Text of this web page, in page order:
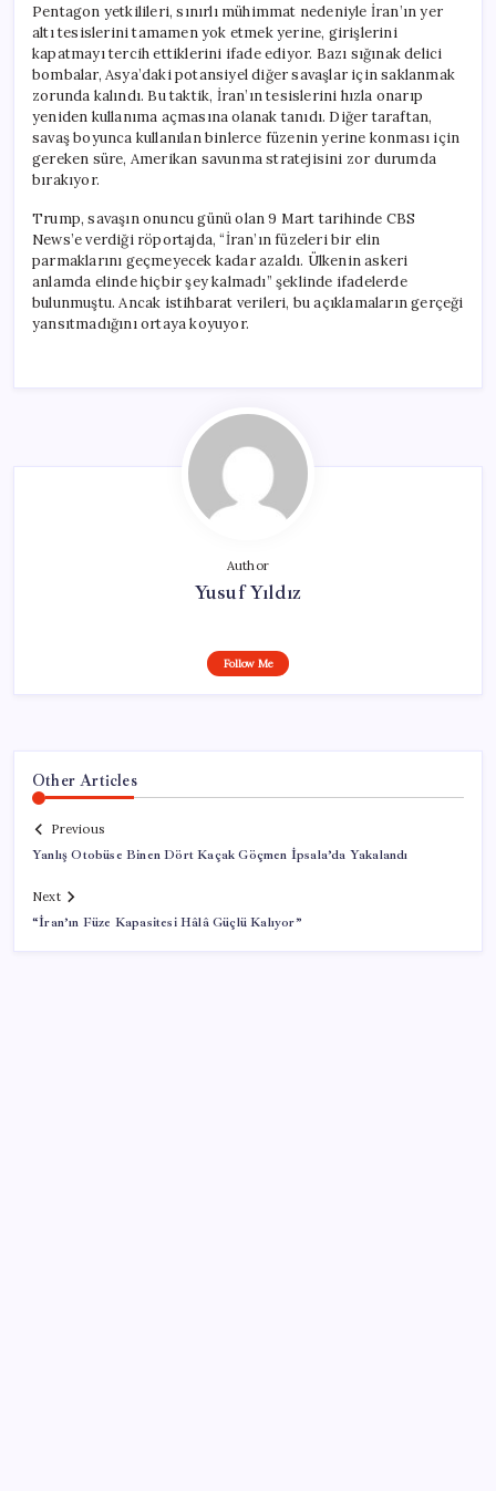
Pentagon yetkilileri, sınırlı mühimmat nedeniyle İran’ın yer
altı tesislerini tamamen yok etmek yerine, girişlerini
kapatmayı tercih ettiklerini ifade ediyor. Bazı sığınak delici
bombalar, Asya’daki potansiyel diğer savaşlar için saklanmak
zorunda kalındı. Bu taktik, İran’ın tesislerini hızla onarıp
yeniden kullanıma açmasına olanak tanıdı. Diğer taraftan,
savaş boyunca kullanılan binlerce füzenin yerine konması için
gereken süre, Amerikan savunma stratejisini zor durumda
bırakıyor.
Trump, savaşın onuncu günü olan 9 Mart tarihinde CBS
News’e verdiği röportajda, “İran’ın füzeleri bir elin
parmaklarını geçmeyecek kadar azaldı. Ülkenin askeri
anlamda elinde hiçbir şey kalmadı” şeklinde ifadelerde
bulunmuştu. Ancak istihbarat verileri, bu açıklamaların gerçeği
yansıtmadığını ortaya koyuyor.
Author
Yusuf Yıldız
Follow Me
Other Articles
Previous
Yanlış Otobüse Binen Dört Kaçak Göçmen İpsala’da Yakalandı
Next
“İran’ın Füze Kapasitesi Hâlâ Güçlü Kalıyor”